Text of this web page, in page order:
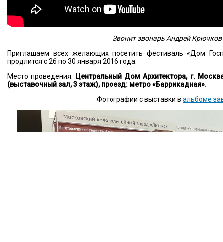
Звонит звонарь Андрей Крючков
Приглашаем всех желающих посетить фестиваль «Дом
продлится с 26 по 30 января 2016 года.
Место проведения: Центральный Дом Архитектора, г.
(выставочный зал, 3 этаж), проезд: метро «Баррикадная».
Фотографии с выставки в альбоме